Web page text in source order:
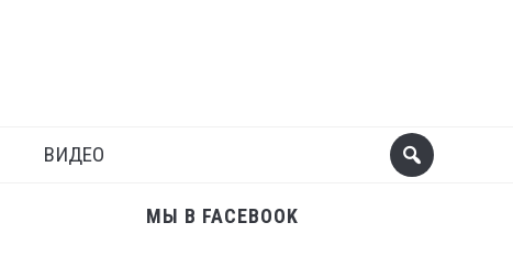
ВИДЕО
МЫ В FACEBOOK